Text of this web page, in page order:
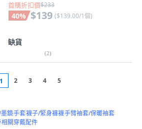
首購折扣價$233
40% $139 ($139.00/1個)
缺貨
(2)
1 2 3 4 5
鏡手套襪子/緊身褲襪手臂袖套/保暖袖套
相關穿戴配件